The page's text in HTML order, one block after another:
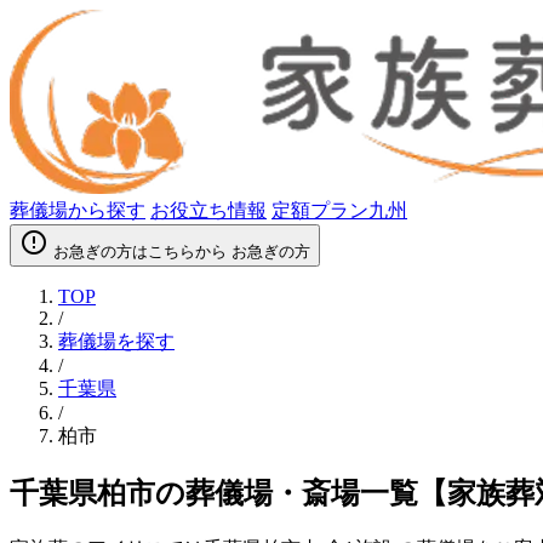
葬儀場から探す お役立ち情報 定額プラン九州
error_outline お急ぎの方はこちらから お急ぎの方
TOP
/
葬儀場を探す
/
千葉県
/
柏市
千葉県柏市の葬儀場・斎場一覧【家族葬